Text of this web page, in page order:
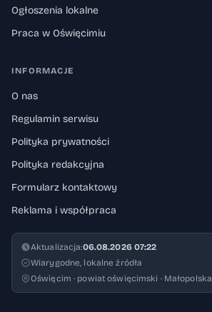
Ogłoszenia lokalne
Praca w Oświęcimiu
INFORMACJE
O nas
Regulamin serwisu
Polityka prywatności
Polityka redakcyjna
Formularz kontaktowy
Reklama i współpraca
Aktualizacja:06.08.2026 07:22
Wiarygodne, lokalne źródła
Oświęcim · powiat oświęcimski · Małopolska